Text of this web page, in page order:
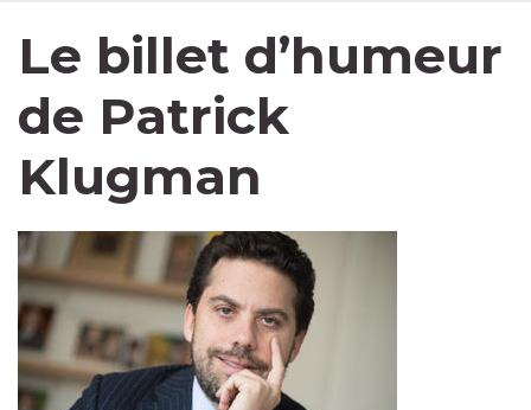
Le billet d’humeur
de Patrick
Klugman